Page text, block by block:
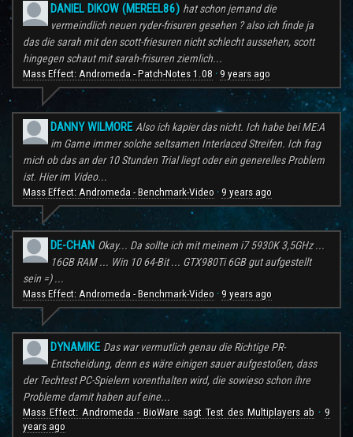
DANIEL DIKOW (MEREEL86) hat schon jemand die
vermeindlich neuen ryder-frisuren gesehen ? also ich finde ja
das die sarah mit den scott-friesuren nicht schlecht aussehen, scott
hingegen schaut mit sarah-frisuren ziemlich...
Mass Effect: Andromeda - Patch-Notes 1.08 · 9 years ago
DANNY WILMORE Also ich kapier das nicht. Ich habe bei ME:A
im Game immer solche seltsamen Interlaced Streifen. Ich frag
mich ob das an der 10 Stunden Trial liegt oder ein generelles Problem
ist. Hier im Video...
Mass Effect: Andromeda - Benchmark-Video · 9 years ago
DE-CHAN Okay... Da sollte ich mit meinem i7 5930K 3,5GHz ...
16GB RAM ... Win 10 64-Bit ... GTX980Ti 6GB gut aufgestellt
sein =) ...
Mass Effect: Andromeda - Benchmark-Video · 9 years ago
DYNAMIKE Das war vermutlich genau die Richtige PR-
Entscheidung, denn es wäre einigen sauer aufgestoßen, dass
der Techtest PC-Spielern vorenthalten wird, die sowieso schon ihre
Probleme damit haben auf eine...
Mass Effect: Andromeda - BioWare sagt Test des Multiplayers ab ·9
years ago